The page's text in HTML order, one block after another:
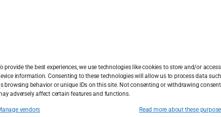
provide the best experiences, we use technologies like cookies to store and/or access
information. Consenting to these technologies will allow us to process data such
browsing behavior or unique IDs on this site. Not consenting or withdrawing
adversely affect certain features and functions.
vendors Read more about these
kose u
više ne traži kut za
i Tihana:
opsesije
Doesn’t Want to Be
Still End Up There
Politička misa na
Thompson moli, a
Sapphire FUE
Sarajevu: glava koja
selfie
Sushi, SamoStranac
Anatomija jedne